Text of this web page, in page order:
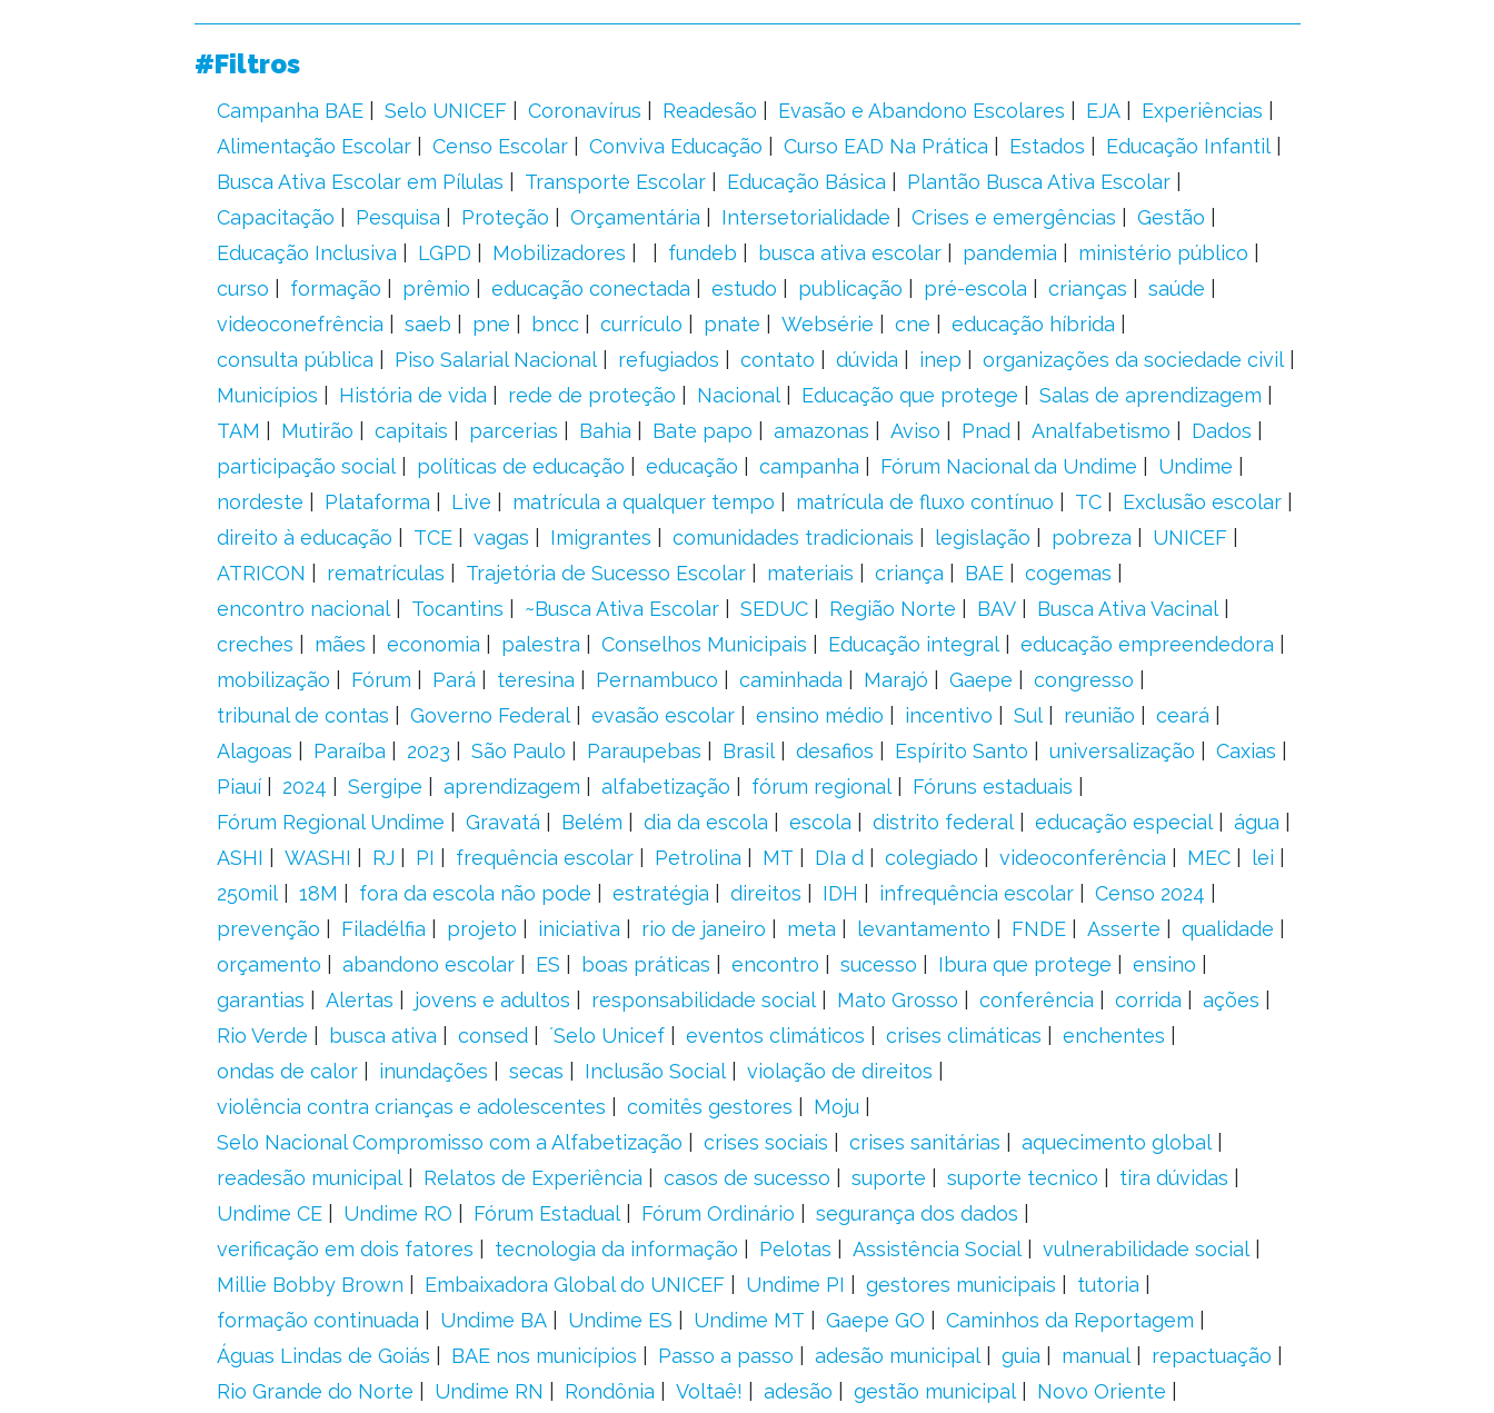
#Filtros
Campanha BAE Selo UNICEF Coronavírus Readesão Evasão e Abandono Escolares EJA
Experiências
Alimentação Escolar
Censo Escolar Conviva Educação Curso EAD Na Prática Estados
Educação Infantil
Busca Ativa Escolar em Pílulas
Transporte Escolar Educação Básica
Plantão Busca Ativa Escolar
Capacitação
Pesquisa Proteção Orçamentária Intersetorialidade Crises e emergências
Gestão
Educação Inclusiva
LGPD Mobilizadores fundeb busca ativa escolar pandemia
ministério público
curso
formação prêmio educação conectada estudo publicação pré-escola crianças
saúde
videoconefrência
saeb pne bncc currículo pnate Websérie cne
educação híbrida
consulta pública
Piso Salarial Nacional refugiados contato dúvida inep
organizações da sociedade civil
Municípios
História de vida rede de proteção Nacional Educação que protege
Salas de aprendizagem
TAM
Mutirão capitais parcerias Bahia Bate papo amazonas Aviso Pnad Analfabetismo
Dados
participação social
políticas de educação educação campanha Fórum Nacional da Undime
Undime
nordeste
Plataforma Live matrícula a qualquer tempo matrícula de fluxo contínuo TC
Exclusão escolar
direito à educação
TCE vagas Imigrantes comunidades tradicionais legislação pobreza
UNICEF
ATRICON
rematrículas Trajetória de Sucesso Escolar materiais criança BAE
cogemas
encontro nacional
Tocantins ~Busca Ativa Escolar SEDUC Região Norte BAV
Busca Ativa Vacinal
creches
mães economia palestra Conselhos Municipais Educação integral
educação empreendedora
mobilização
Fórum Pará teresina Pernambuco caminhada Marajó Gaepe
congresso
tribunal de contas
Governo Federal evasão escolar ensino médio incentivo Sul reunião
ceará
Alagoas
Paraíba 2023 São Paulo Paraupebas Brasil desafios Espírito Santo universalização
Caxias
Piauí
2024 Sergipe aprendizagem alfabetização fórum regional
Fóruns estaduais
Fórum Regional Undime
Gravatá Belém dia da escola escola distrito federal educação especial
água
ASHI
WASHI RJ PI frequência escolar Petrolina MT DIa d colegiado videoconferência MEC
lei
250mil
18M fora da escola não pode estratégia direitos IDH infrequência escolar
Censo 2024
prevenção
Filadélfia projeto iniciativa rio de janeiro meta levantamento FNDE Asserte
qualidade
orçamento
abandono escolar ES boas práticas encontro sucesso Ibura que protege
ensino
garantias
Alertas jovens e adultos responsabilidade social Mato Grosso conferência corrida
ações
Rio Verde
busca ativa consed ´Selo Unicef eventos climáticos crises climáticas
enchentes
ondas de calor
inundações secas Inclusão Social
violação de direitos
violência contra crianças e adolescentes
comitês gestores
Moju
Selo Nacional Compromisso com a Alfabetização
crises sociais crises sanitárias
aquecimento global
readesão municipal
Relatos de Experiência casos de sucesso suporte suporte tecnico
tira dúvidas
Undime CE
Undime RO Fórum Estadual Fórum Ordinário
segurança dos dados
verificação em dois fatores
tecnologia da informação Pelotas Assistência Social
vulnerabilidade social
Millie Bobby Brown
Embaixadora Global do UNICEF Undime PI gestores municipais
tutoria
formação continuada
Undime BA Undime ES Undime MT Gaepe GO
Caminhos da Reportagem
Águas Lindas de Goiás
BAE nos municípios Passo a passo adesão municipal guia manual
repactuação
Rio Grande do Norte
Undime RN Rondônia Voltaê! adesão gestão municipal Novo Oriente